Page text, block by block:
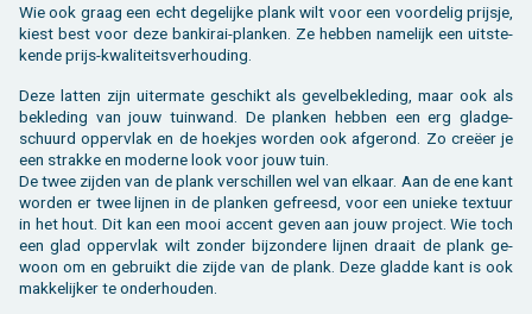
Wie ook graag een echt de­ge­lij­ke plank wilt voor een voor­de­lig prijs­je,
kiest best voor deze ban­ki­rai-plan­ken. Ze heb­ben na­me­lijk een uit­ste­
ken­de prijs-kwa­li­teits­ver­hou­ding.
Deze lat­ten zijn ui­ter­ma­te ge­schikt als ge­vel­be­kle­ding, maar ook als
be­kle­ding van jouw tuin­wand. De plan­ken heb­ben een erg glad­ge­
schuurd op­per­vlak en de hoek­jes wor­den ook af­ge­rond. Zo creëer je
een strak­ke en mo­der­ne look voor jouw tuin.
De twee zij­den van de plank ver­schil­len wel van el­kaar. Aan de ene kant
wor­den er twee lij­nen in de plan­ken ge­freesd, voor een unie­ke tex­tuur
in het hout. Dit kan een mooi ac­cent geven aan jouw pro­ject. Wie toch
een glad op­per­vlak wilt zon­der bij­zon­de­re lij­nen draait de plank ge­
woon om en ge­bruikt die zijde van de plank. Deze glad­de kant is ook
mak­ke­lij­ker te on­der­hou­den.